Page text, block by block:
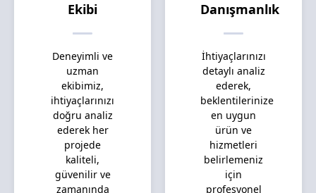
Ekibi
Deneyimli ve
uzman
ekibimiz,
ihtiyaçlarınızı
doğru analiz
ederek her
projede
kaliteli,
güvenilir ve
zamanında
Danışmanlık
İhtiyaçlarınızı
detaylı analiz
ederek,
beklentilerinize
en uygun
ürün ve
hizmetleri
belirlemeniz
için
profesyonel